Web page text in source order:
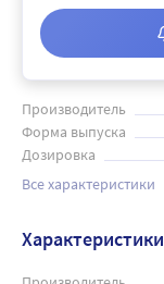
Производитель
Форма выпуска
Дозировка
Все характеристики
Характеристики